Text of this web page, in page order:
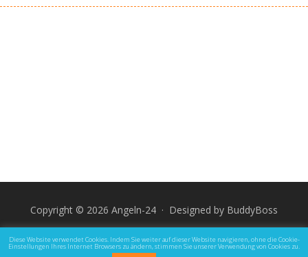
Copyright © 2026 Angeln-24 · Designed by BuddyBoss
Impressum Datenschutz und Rechtliche Hinweise
Diese Website verwendet Cookies. Indem Sie weiter auf dieser Website navigieren, ohne die Cookie-
Einstellungen Ihres Internet Browsers zu ändern, stimmen Sie unserer Verwendung von Cookies zu.